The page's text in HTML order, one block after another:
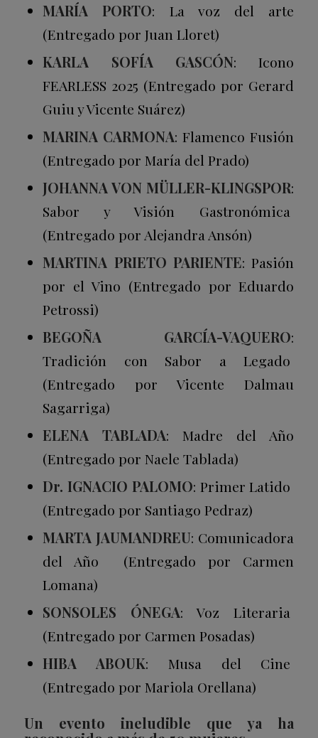
MARÍA PORTO: La voz del arte
(Entregado por Juan Lloret)
KARLA SOFÍA GASCÓN: Icono
FEARLESS 2025 (Entregado por Gerard
Guiu y Vicente Suárez)
MARINA CARMONA: Flamenco Fusión
(Entregado por María del Prado)
JOHANNA VON MÜLLER-KLINGSPOR:
Sabor y Visión Gastronómica
(Entregado por Alejandra Ansón)
MARTINA PRIETO PARIENTE: Pasión
por el Vino (Entregado por Eduardo
Petrossi)
BEGOÑA GARCÍA-VAQUERO:
Tradición con Sabor a Legado
(Entregado por Vicente Dalmau
Sagarriga)
ELENA TABLADA: Madre del Año
(Entregado por Naele Tablada)
Dr. IGNACIO PALOMO: Primer Latido
(Entregado por Santiago Pedraz)
MARTA JAUMANDREU: Comunicadora
del Año (Entregado por Carmen
Lomana)
SONSOLES ÓNEGA: Voz Literaria
(Entregado por Carmen Posadas)
HIBA ABOUK: Musa del Cine
(Entregado por Mariola Orellana)
Un evento ineludible que ya ha